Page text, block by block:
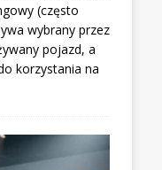
(często
wybrany przez
pojazd, a
korzystania na